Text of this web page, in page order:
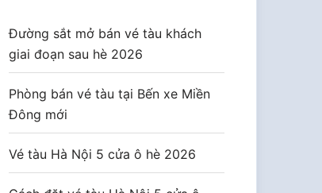
Đường sắt mở bán vé tàu khách
giai đoạn sau hè 2026
Phòng bán vé tàu tại Bến xe Miền
Đông mới
Vé tàu Hà Nội 5 cửa ô hè 2026